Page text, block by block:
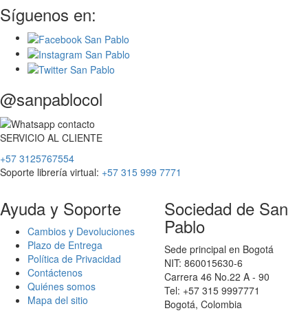
Síguenos en:
@sanpablocol
SERVICIO AL CLIENTE
+57 3125767554
Soporte librería virtual: +57 315 999 7771
Ayuda y Soporte
Cambios y Devoluciones
Plazo de Entrega
Política de Privacidad
Contáctenos
Quiénes somos
Mapa del sitio
Sociedad de San
Pablo
Sede principal en Bogotá
NIT: 860015630-6
Carrera 46 No.22 A - 90
Tel: +57 315 9997771
Bogotá, Colombia